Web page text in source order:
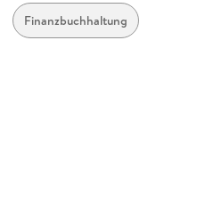
Verlag/Hersteller
Wiley-VCH Dummies
Finanzbuchhaltung